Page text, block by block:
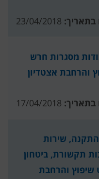
בתאריך:
עבודות מסגרות חרש
והרחבת אצטדיון
בתאריך:
התקנה, שירות
תקשורת, ביטחון
שיפוץ והרחבת